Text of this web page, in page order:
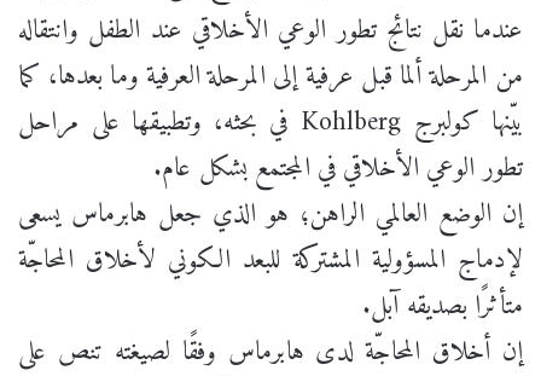
عندما نقل نتائج تطور الوعي الأخلاقي عند الطفل وانتقاله
من المرحلة ألما قبل عرفية إلى المرحلة العرفية وما بعدها، كما
بيّنها كولبرج Kohlberg في بحثه، وتطبيقها على مراحل
تطور الوعي الأخلاقي في المجتمع بشكل عام.
إن الوضع العالمي الراهن؛ هو الذي جعل هابرماس يسعى
لإدماج المسؤولية المشتركة للبعد الكوني لأخلاق المحاجّة
متأثرًا بصديقه آبل.
إن أخلاق المحاجّة لدى هابرماس وفقًا لصيغته تنص على